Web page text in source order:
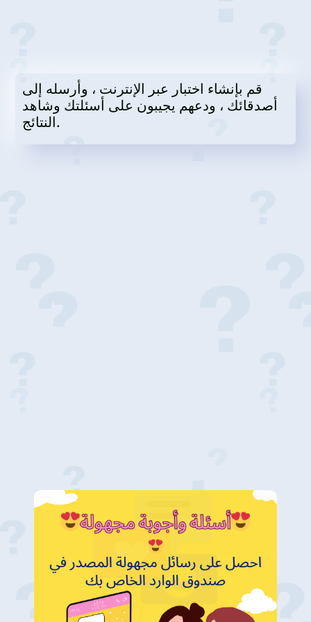
قم بإنشاء اختبار عبر الإنترنت ، وأرسله إلى
أصدقائك ، ودعهم يجيبون على أسئلتك وشاهد
النتائج.